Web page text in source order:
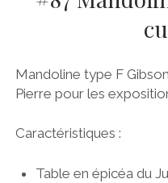
Mandoline type F
Pierre pour les
Caractéristiques :
Table en épicéa du